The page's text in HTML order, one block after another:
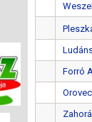
Forró